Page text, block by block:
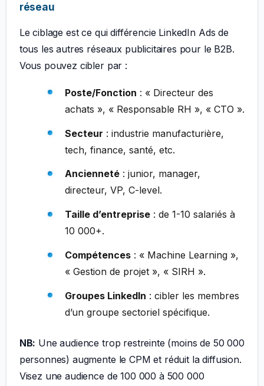
réseau
Le ciblage est ce qui différencie LinkedIn Ads de
tous les autres réseaux publicitaires pour le B2B.
Vous pouvez cibler par :
Poste/Fonction : « Directeur des
achats », « Responsable RH », « CTO ».
Secteur : industrie manufacturière,
tech, finance, santé, etc.
Ancienneté: junior, manager,
directeur, VP, C-level.
Taille d’entreprise: de 1-10 salariés à
10 000+.
Compétences: « Machine Learning »,
« Gestion de projet », « SIRH ».
Groupes LinkedIn : cibler les membres
d’un groupe sectoriel spécifique.
NB: Une audience trop restreinte (moins de 50 000
personnes) augmente le CPM et réduit la diffusion.
Visez une audience de 100 000 à 500 000